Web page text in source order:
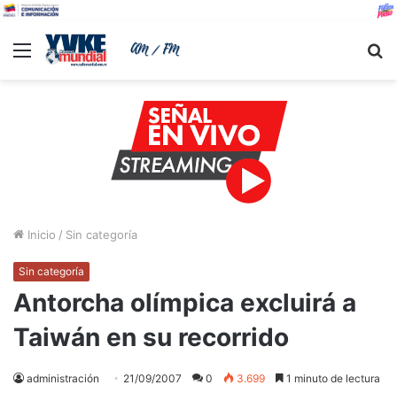
Menu
Inicio / Sin categoría
Sin categoría
Antorcha olímpica excluirá a
Taiwán en su recorrido
administración 21/09/2007 0 3.699 1 minuto de lectura